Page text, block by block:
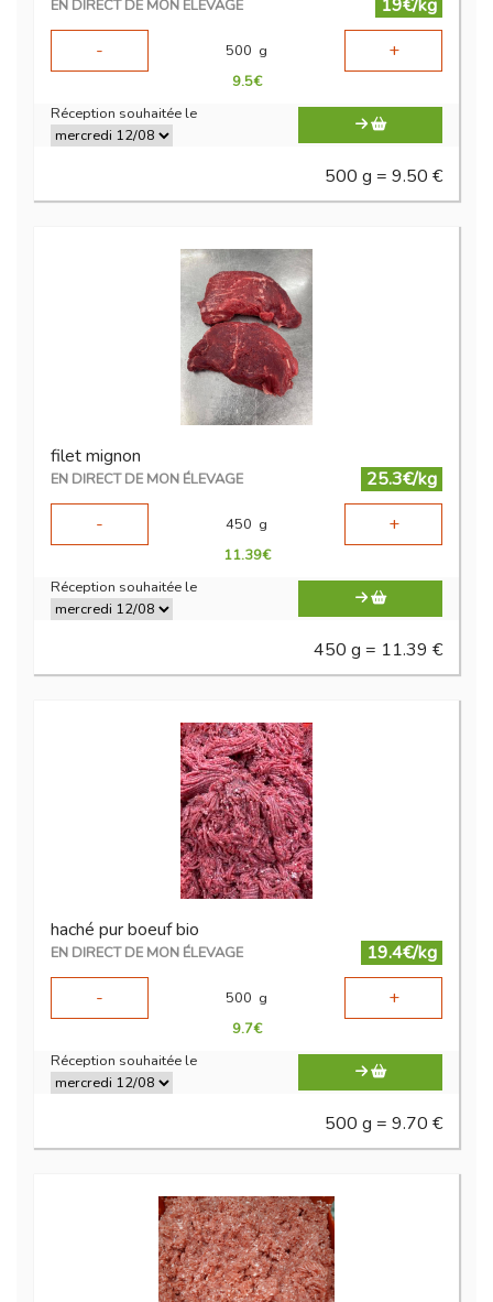
EN DIRECT DE MON ÉLEVAGE
19€/kg
-
500 g +
9.5€
Réception souhaitée le
500 g = 9.50 €
filet mignon
EN DIRECT DE MON ÉLEVAGE
25.3€/kg
-
450 g +
11.39€
Réception souhaitée le
450 g = 11.39 €
haché pur boeuf bio
EN DIRECT DE MON ÉLEVAGE
19.4€/kg
-
500 g +
9.7€
Réception souhaitée le
500 g = 9.70 €